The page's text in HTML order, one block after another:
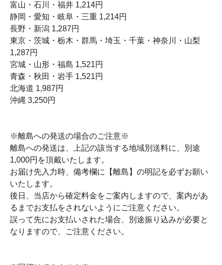
富山・石川・福井 1,214円
静岡・愛知・岐阜・三重 1,214円
長野・新潟 1,287円
東京・茨城・栃木・群馬・埼玉・千葉・神奈川・山梨
1,287円
宮城・山形・福島 1,521円
青森・秋田・岩手 1,521円
北海道 1,987円
沖縄 3,250円
※離島への発送の場合のご注意※
離島への発送は、上記の該当する地域別送料に、別途
1,000円を頂戴いたします。
お届け先入力時、備考欄に【離島】の明記を必ずお願い
いたします。
後日、当店から確定料金をご案内しますので、案内があ
るまでお支払をされないようにご注意ください。
誤って先にお支払いされた場合、別途振り込みが必要と
なりますので、ご注意ください。